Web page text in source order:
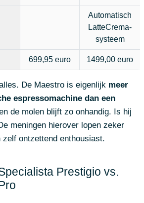
Automatisch
LatteCrema-
systeem
699,95 euro 1499,00 euro
De Maestro is eigenlijk meer
espressomachine dan een
de molen blijft zo onhandig. Is hij
meningen hierover lopen zeker
zelf ontzettend enthousiast.
Prestigio vs.